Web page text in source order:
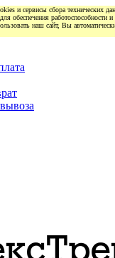
и сервисы сбора технических
обеспечения работоспособности
наш сайт, Вы